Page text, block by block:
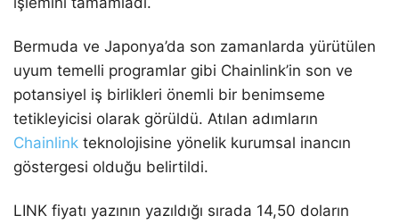
Bermuda ve Japonya’da son zamanlarda yürütülen
uyum temelli programlar gibi Chainlink’in son ve
potansiyel iş birlikleri önemli bir benimseme
tetikleyicisi olarak görüldü. Atılan adımların
Chainlink teknolojisine yönelik kurumsal inancın
göstergesi olduğu belirtildi.
LINK fiyatı yazının yazıldığı sırada 14,50 doların